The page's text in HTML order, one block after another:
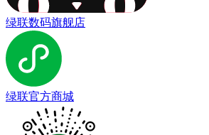
绿联数码旗舰店
绿联官方商城